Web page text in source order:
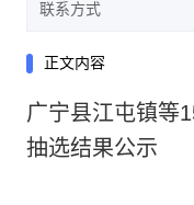
联系方式
正文内容
广宁县江屯镇等
抽选结果公示